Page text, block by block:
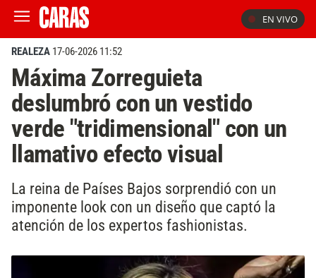
EN VIVO
REALEZA 17-06-2026 11:52
Máxima Zorreguieta
deslumbró con un vestido
verde "tridimensional" con un
llamativo efecto visual
La reina de Países Bajos sorprendió con un
imponente look con un diseño que captó la
atención de los expertos fashionistas.